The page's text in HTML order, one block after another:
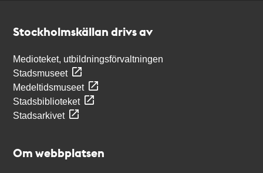
Stockholmskällan drivs av
Medioteket, utbildningsförvaltningen
Stadsmuseet
Medeltidsmuseet
Stadsbiblioteket
Stadsarkivet
Om webbplatsen